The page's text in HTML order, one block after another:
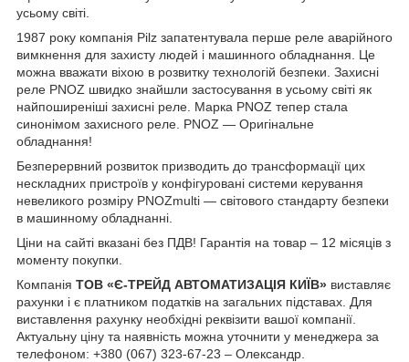
усьому світі.
1987 року компанія Pilz запатентувала перше реле аварійного
вимкнення для захисту людей і машинного обладнання. Це
можна вважати віхою в розвитку технологій безпеки. Захисні
реле PNOZ швидко знайшли застосування в усьому світі як
найпоширеніші захисні реле. Марка PNOZ тепер стала
синонімом захисного реле. PNOZ — Оригінальне
обладнання!
Безперервний розвиток призводить до трансформації цих
нескладних пристроїв у конфігуровані системи керування
невеликого розміру PNOZmulti — світового стандарту безпеки
в машинному обладнанні.
Ціни на сайті вказані без ПДВ! Гарантія на товар – 12 місяців з
моменту покупки.
Компанія ТОВ «Є-ТРЕЙД АВТОМАТИЗАЦІЯ КИЇВ» виставляє
рахунки і є платником податків на загальних підставах. Для
виставлення рахунку необхідні реквізити вашої компанії.
Актуальну ціну та наявність можна уточнити у менеджера за
телефоном: +380 (067) 323-67-23 – Олександр.